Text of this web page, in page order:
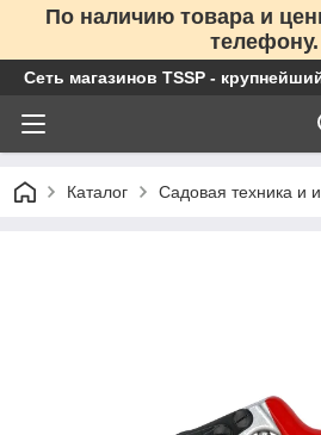
По наличию товара и
телефону.
Сеть магазинов TSSP -
Каталог Садовая техника и